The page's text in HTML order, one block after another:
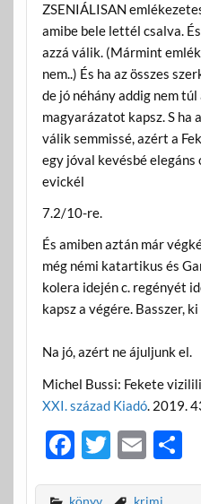
ZSENIÁLISAN
amibe bele lettél csalva.
azzá válik. (Mármint
nem..) És ha az összes
de jó néhány addig nem
magyarázatot kapsz. S ha
válik semmissé, azért a
egy jóval kevésbé
evickél
7.2/10-re.
És amiben aztán már
még némi katartikus és
kolera idején c. regényét
kapsz a végére. Basszer,
Na jó, azért ne ájuljunk el.
Michel Bussi: Fekete
XXI. század Kiadó. 2019.
F T E O
könyv krimi